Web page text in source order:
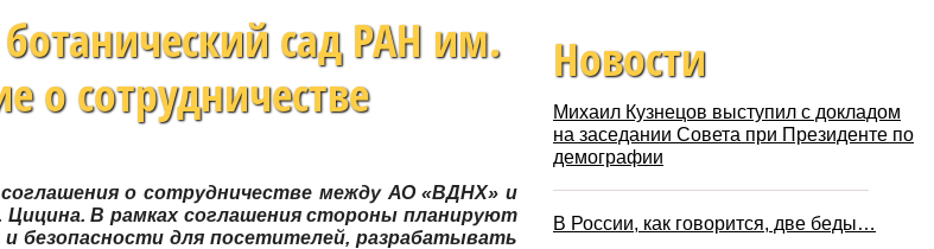
сад РАН им.
о сотрудничестве
о сотрудничестве между АО «ВДНХ» и
Цицина. В рамках соглашения стороны планируют
безопасности для посетителей, разрабатывать
Новости
Михаил Кузнецов выступил с докладом
на заседании Совета при Президенте по
демографии
В России, как говорится, две беды…